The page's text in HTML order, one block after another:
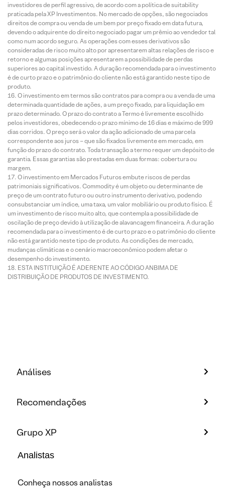
investidores de perfil agressivo, de acordo com a política de suitability
praticada pela XP Investimentos. No mercado de opções, são negociados
direitos de compra ou venda de um bem por preço fixado em data futura,
devendo o adquirente do direito negociado pagar um prêmio ao vendedor tal
como num acordo seguro. As operações com esses derivativos são
consideradas de risco muito alto por apresentarem altas relações de risco e
retorno e algumas posições apresentarem a possibilidade de perdas
superiores ao capital investido. A duração recomendada para o investimento
é de curto prazo e o patrimônio do cliente não está garantido neste tipo de
produto.
O investimento em termos são contratos para compra ou a venda de uma
determinada quantidade de ações, a um preço fixado, para liquidação em
prazo determinado. O prazo do contrato a Termo é livremente escolhido
pelos investidores, obedecendo o prazo mínimo de 16 dias e máximo de 999
dias corridos. O preço será o valor da ação adicionado de uma parcela
correspondente aos juros – que são fixados livremente em mercado, em
função do prazo do contrato. Toda transação a termo requer um depósito de
garantia. Essas garantias são prestadas em duas formas: cobertura ou
margem.
O investimento em Mercados Futuros embute riscos de perdas
patrimoniais significativos. Commodity é um objeto ou determinante de
preço de um contrato futuro ou outro instrumento derivativo, podendo
consubstanciar um índice, uma taxa, um valor mobiliário ou produto físico. É
um investimento de risco muito alto, que contempla a possibilidade de
oscilação de preço devido à utilização de alavancagem financeira. A duração
recomendada para o investimento é de curto prazo e o patrimônio do cliente
não está garantido neste tipo de produto. As condições de mercado,
mudanças climáticas e o cenário macroeconômico podem afetar o
desempenho do investimento.
ESTA INSTITUIÇÃO É ADERENTE AO CÓDIGO ANBIMA DE
DISTRIBUIÇÃO DE PRODUTOS DE INVESTIMENTO.
Análises
Recomendações
Grupo XP
Analistas
Conheça nossos analistas